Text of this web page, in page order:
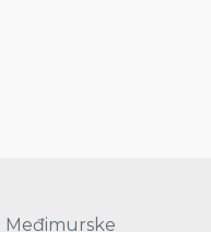
Međimurske